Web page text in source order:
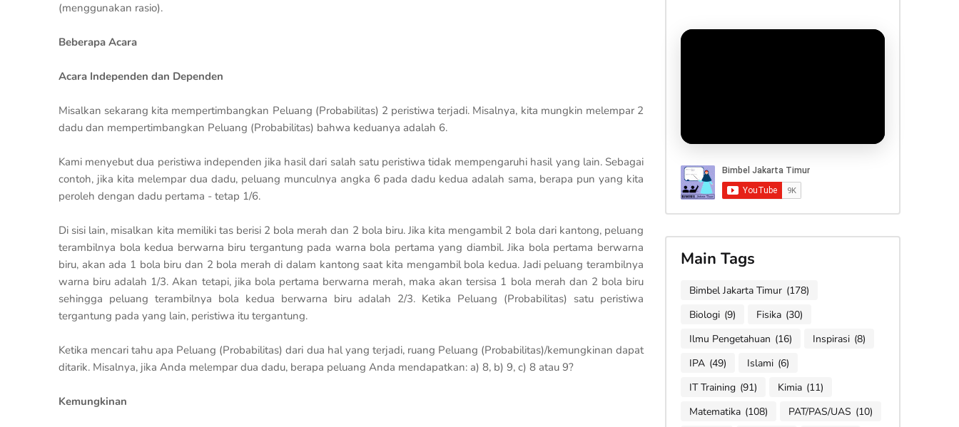
(menggunakan rasio).
Beberapa Acara
Acara Independen dan Dependen
Misalkan sekarang kita mempertimbangkan Peluang (Probabilitas) 2 peristiwa terjadi. Misalnya, kita mungkin melempar 2
dadu dan mempertimbangkan Peluang (Probabilitas) bahwa keduanya adalah 6.
Kami menyebut dua peristiwa independen jika hasil dari salah satu peristiwa tidak mempengaruhi hasil yang lain. Sebagai
contoh, jika kita melempar dua dadu, peluang munculnya angka 6 pada dadu kedua adalah sama, berapa pun yang kita
peroleh dengan dadu pertama - tetap 1/6.
Di sisi lain, misalkan kita memiliki tas berisi 2 bola merah dan 2 bola biru. Jika kita mengambil 2 bola dari kantong, peluang
terambilnya bola kedua berwarna biru tergantung pada warna bola pertama yang diambil. Jika bola pertama berwarna
biru, akan ada 1 bola biru dan 2 bola merah di dalam kantong saat kita mengambil bola kedua. Jadi peluang terambilnya
warna biru adalah 1/3. Akan tetapi, jika bola pertama berwarna merah, maka akan tersisa 1 bola merah dan 2 bola biru
sehingga peluang terambilnya bola kedua berwarna biru adalah 2/3. Ketika Peluang (Probabilitas) satu peristiwa
tergantung pada yang lain, peristiwa itu tergantung.
Ketika mencari tahu apa Peluang (Probabilitas) dari dua hal yang terjadi, ruang Peluang (Probabilitas)/kemungkinan dapat
ditarik. Misalnya, jika Anda melempar dua dadu, berapa peluang Anda mendapatkan: a) 8, b) 9, c) 8 atau 9?
Kemungkinan
Main Tags
Bimbel Jakarta Timur (178)
Biologi (9) Fisika (30)
Ilmu Pengetahuan (16) Inspirasi (8)
IPA (49) Islami (6)
IT Training (91) Kimia (11)
Matematika (108) PAT/PAS/UAS (10)